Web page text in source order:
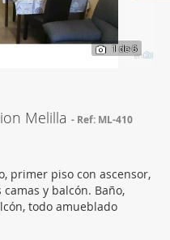
1de 6
Melilla Ref: ML-410
primer piso con ascensor,
y balcón. Baño,
todo amueblado